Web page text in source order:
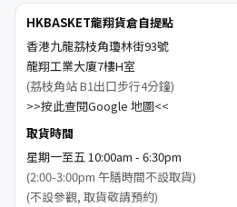
HKBASKET龍翔貨倉自提點
香港九龍荔枝角瓊林街93號
龍翔工業大廈7樓H室
(荔枝角站 B1出口步行4分鐘)
>>按此查閱Google 地圖<<
取貨時間
星期一至五 10:00am - 6:30pm
(2:00-3:00pm 午膳時間不設取貨)
(不設參觀, 取貨敬請預約)